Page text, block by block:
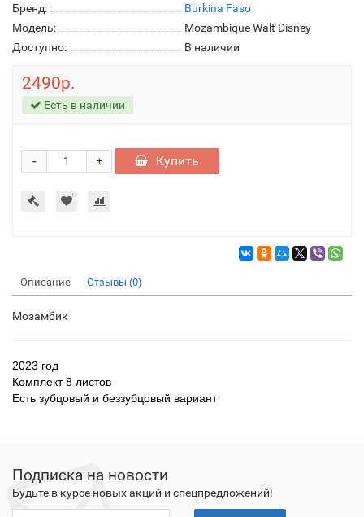
Бренд:
Burkina Faso
Модель:
Mozambique Walt Disney
Доступно:
В наличии
2490р.
Есть в наличии
+
- Купить
Описание Отзывы (0)
Мозамбик
2023 год
Комплект 8 листов
Есть зубцовый и беззубцовый вариант
Подписка на новости
Будьте в курсе новых акций и спецпредложений!